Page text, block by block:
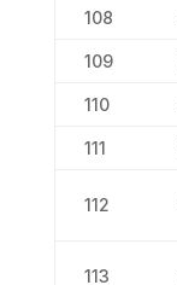
108
109
110
111
112
113